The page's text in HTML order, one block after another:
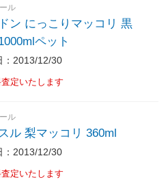
ル
ン にっこりマッコリ 黒
ペット
：2013/12/30
定いたします
ル
ル 梨マッコリ 360ml
：2013/12/30
定いたします